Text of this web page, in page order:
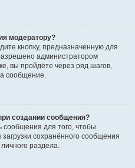
модератору?
кнопку, предназначенную для
администратором
вы пройдёте через ряд шагов,
сообщение.
создании сообщения?
сообщения для того, чтобы
сохранённого сообщения
раздела.